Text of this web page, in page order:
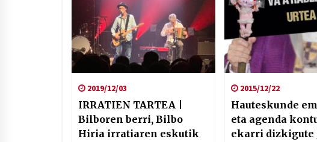
2019/12/03
IRRATIEN TARTEA |
Bilboren berri, Bilbo
Hiria irratiaren eskutik
2015/12/22
Hauteskunde
eta agenda
ekarri dizkigute